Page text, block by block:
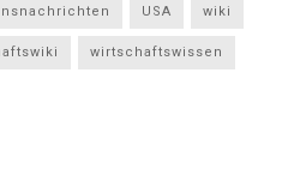
USA wiki
wirtschaftswissen